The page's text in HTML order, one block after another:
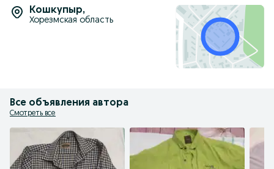
Кошкупыр,
Хорезмская область
Все объявления автора
Смотреть все